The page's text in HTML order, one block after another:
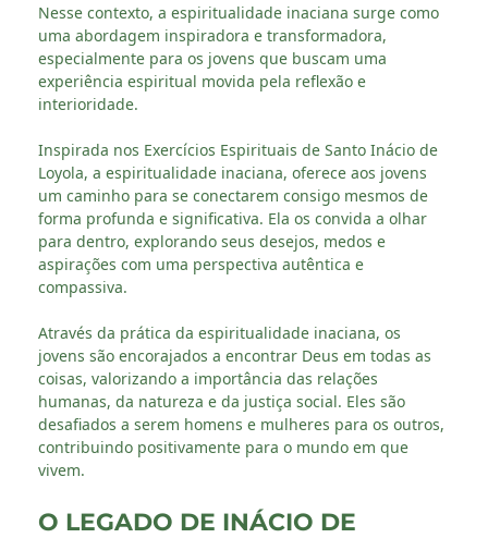
Nesse contexto, a espiritualidade inaciana surge como
uma abordagem inspiradora e transformadora,
especialmente para os jovens que buscam uma
experiência espiritual movida pela reflexão e
interioridade.
Inspirada nos Exercícios Espirituais de Santo Inácio de
Loyola, a espiritualidade inaciana, oferece aos jovens
um caminho para se conectarem consigo mesmos de
forma profunda e significativa. Ela os convida a olhar
para dentro, explorando seus desejos, medos e
aspirações com uma perspectiva autêntica e
compassiva.
Através da prática da espiritualidade inaciana, os
jovens são encorajados a encontrar Deus em todas as
coisas, valorizando a importância das relações
humanas, da natureza e da justiça social. Eles são
desafiados a serem homens e mulheres para os outros,
contribuindo positivamente para o mundo em que
vivem.
O LEGADO DE INÁCIO DE